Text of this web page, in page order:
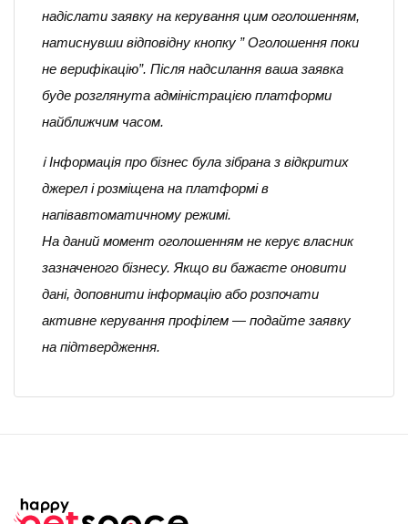
надіслати заявку на керування цим оголошенням,
натиснувши відповідну кнопку ” Оголошення поки
не верифікацію”. Після надсилання ваша заявка
буде розглянута адміністрацією платформи
найближчим часом.
ℹ️ Інформація про бізнес була зібрана з відкритих
джерел і розміщена на платформі в
напівавтоматичному режимі.
На даний момент оголошенням не керує власник
зазначеного бізнесу. Якщо ви бажаєте оновити
дані, доповнити інформацію або розпочати
активне керування профілем — подайте заявку
на підтвердження.